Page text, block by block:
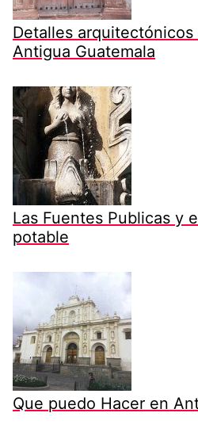
Detalles
Antigua Guatemala
Las Fuentes Publicas y
potable
Que puedo Hacer en